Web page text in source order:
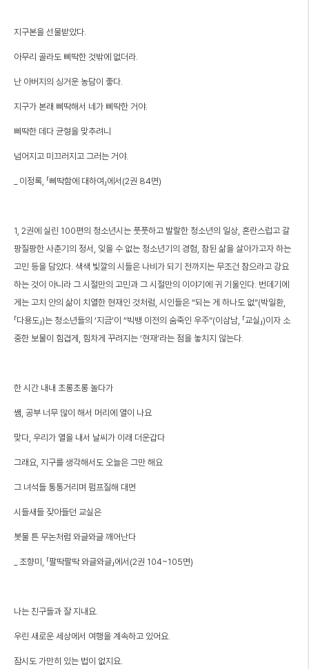
지구본을 선물받았다.
아무리 골라도 삐딱한 것밖에 없더라.
난 아버지의 싱거운 농담이 좋다.
지구가 본래 삐딱해서 네가 삐딱한 거야.
삐딱한 데다 균형을 맞추려니
넘어지고 미끄러지고 그러는 거야.
_ 이정록, 「삐딱함에 대하여」에서(2권 84면)
1, 2권에 실린 100편의 청소년시는 풋풋하고 발랄한 청소년의 일상, 혼란스럽고 갈
팡질팡한 사춘기의 정서, 잊을 수 없는 청소년기의 경험, 참된 삶을 살아가고자 하는
고민 등을 담았다. 색색 빛깔의 시들은 나비가 되기 전까지는 무조건 참으라고 강요
하는 것이 아니라 그 시절만의 고민과 그 시절만의 이야기에 귀 기울인다. 번데기에
게는 고치 안의 삶이 치열한 현재인 것처럼, 시인들은 “되는 게 하나도 없”(박일환,
「다용도」)는 청소년들의 ‘지금’이 “빅뱅 이전의 숨죽인 우주”(이삼남, 「교실」)이자 소
중한 보물이 힘겹게, 힘차게 꾸려지는 ‘현재’라는 점을 놓치지 않는다.
한 시간 내내 초롱초롱 놀다가
쌤, 공부 너무 많이 해서 머리에 열이 나요
맞다, 우리가 열을 내서 날씨가 이래 더운갑다
그래요, 지구를 생각해서도 오늘은 그만 해요
그 녀석들 통통거리며 펌프질해 대면
시들새들 잦아들던 교실은
봇물 튼 무논처럼 와글와글 깨어난다
_ 조향미, 「팔딱팔딱 와글와글」에서(2권 104~105면)
나는 친구들과 잘 지내요.
우린 새로운 세상에서 여행을 계속하고 있어요.
잠시도 가만히 있는 법이 없지요.